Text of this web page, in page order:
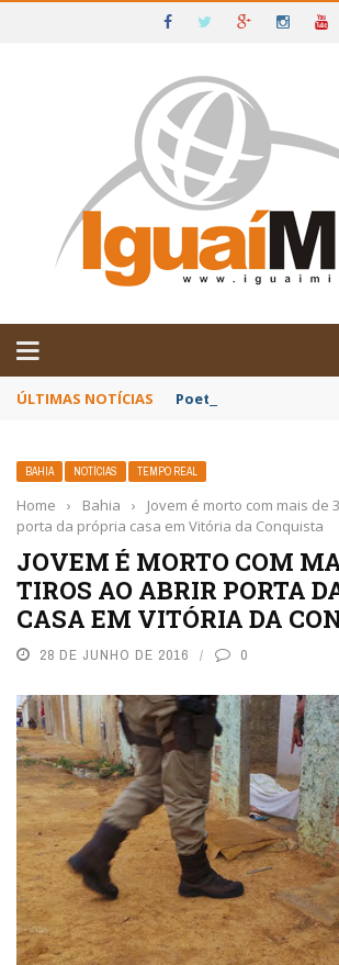
IGUAÍ E SUDOESTE DA BAHIA
ÚLTIMAS NOTÍCIAS Poetas baianos
BAHIA NOTÍCIAS TEMPO REAL
Home › Bahia ›
Jovem é morto com mais de
porta da própria casa em Vitória da Conquista
JOVEM É MORTO COM
TIROS AO ABRIR PORTA
CASA EM VITÓRIA DA
28 DE JUNHO DE 2016 0